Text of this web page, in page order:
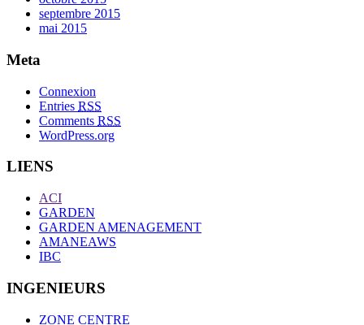
septembre 2015
mai 2015
Meta
Connexion
Entries RSS
Comments RSS
WordPress.org
LIENS
ACI
GARDEN
GARDEN AMENAGEMENT
AMANEAWS
IBC
INGENIEURS
ZONE CENTRE